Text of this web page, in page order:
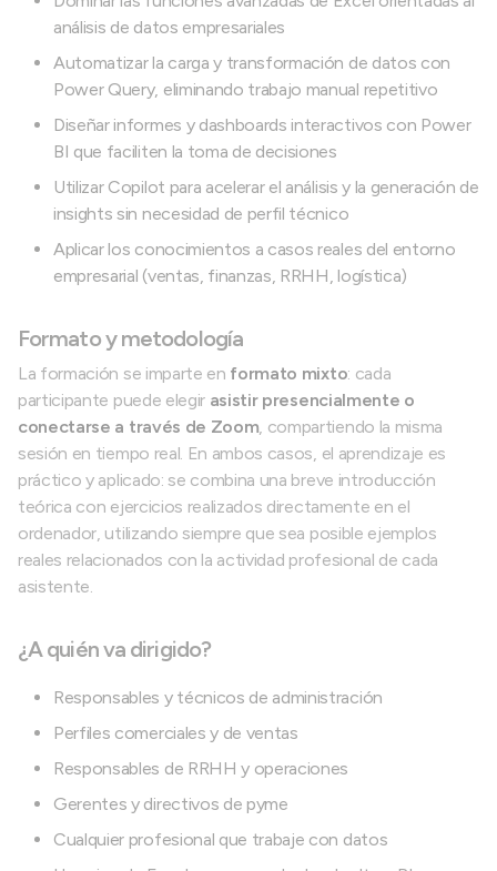
análisis de datos empresariales
Automatizar la carga y transformación de datos con
Power Query, eliminando trabajo manual repetitivo
Diseñar informes y dashboards interactivos con Power
BI que faciliten la toma de decisiones
Utilizar Copilot para acelerar el análisis y la generación de
insights sin necesidad de perfil técnico
Aplicar los conocimientos a casos reales del entorno
empresarial (ventas, finanzas, RRHH, logística)
Formato y metodología
La formación se imparte en formato mixto: cada
participante puede elegir asistir presencialmente o
conectarse a través de Zoom, compartiendo la misma
sesión en tiempo real. En ambos casos, el aprendizaje es
práctico y aplicado: se combina una breve introducción
teórica con ejercicios realizados directamente en el
ordenador, utilizando siempre que sea posible ejemplos
reales relacionados con la actividad profesional de cada
asistente.
¿A quién va dirigido?
Responsables y técnicos de administración
Perfiles comerciales y de ventas
Responsables de RRHH y operaciones
Gerentes y directivos de pyme
Cualquier profesional que trabaje con datos